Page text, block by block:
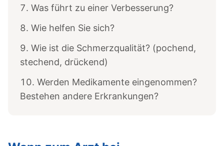
Was führt zu einer Verbesserung?
Wie helfen Sie sich?
Wie ist die Schmerzqualität? (pochend,
stechend, drückend)
Werden Medikamente eingenommen?
Bestehen andere Erkrankungen?